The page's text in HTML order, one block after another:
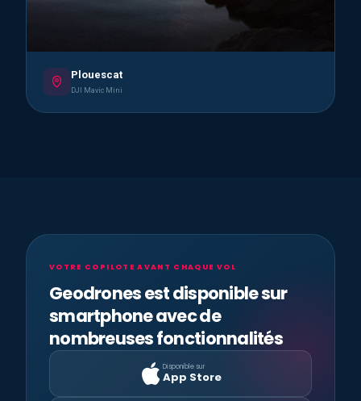
Plouescat
DJI Mavic Mini
VOTRE COPILOTE AVANT CHAQUE VOL
Geodrones est disponible sur
smartphone avec de
nombreuses fonctionnalités
Disponible sur
App Store